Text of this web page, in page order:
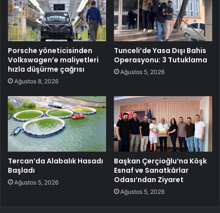
Porsche yöneticisinden
Volkswagen’e maliyetleri
hızla düşürme çağrısı
Ağustos 8, 2026
Tunceli’de Yasa Dışı Bahis
Operasyonu: 3 Tutuklama
Ağustos 5, 2026
Tercan’da Alabalık Hasadı
Başladı
Ağustos 5, 2026
Başkan Çerçioğlu’na Köşk
Esnaf ve Sanatkârlar
Odası’ndan Ziyaret
Ağustos 5, 2026